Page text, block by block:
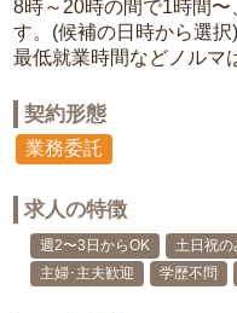
8時～20時の間で1時間
す。(候補の日時から選択)
最低就業時間などノルマ
契約形態
業務委託
求人の特徴
週2〜3日からOK 土日祝の
主婦･主夫歓迎
学歴不問